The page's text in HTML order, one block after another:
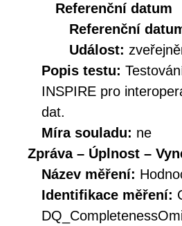
Referenční datum
Referenční
Událost:
Popis testu:
INSPIRE pro
dat.
Míra souladu: ne
Zpráva – Úplnost –
Název měření:
Identifikace měření: